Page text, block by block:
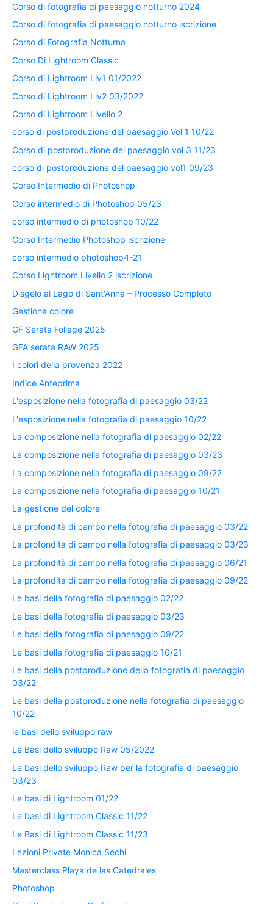
Corso di fotografia di paesaggio notturno 2024
Corso di fotografia di paesaggio notturno iscrizione
Corso di Fotografia Notturna
Corso Di Lightroom Classic
Corso di Lightroom Liv1 01/2022
Corso di Lightroom Liv2 03/2022
Corso di Lightroom Livello 2
corso di postproduzione del paesaggio Vol 1 10/22
Corso di postproduzione del paesaggio vol 3 11/23
corso di postproduzione del paesaggio vol1 09/23
Corso Intermedio di Photoshop
Corso intermedio di Photoshop 05/23
corso intermedio di photoshop 10/22
Corso Intermedio Photoshop iscrizione
corso intermedio photoshop4-21
Corso Lightroom Livello 2 iscrizione
Disgelo al Lago di Sant'Anna – Processo Completo
Gestione colore
GF Serata Foliage 2025
GFA serata RAW 2025
I colori della provenza 2022
Indice Anteprima
L'esposizione nella fotografia di paesaggio 03/22
L'esposizione nella fotografia di paesaggio 10/22
La composizione nella fotografia di paesaggio 02/22
La composizione nella fotografia di paesaggio 03/23
La composizione nella fotografia di paesaggio 09/22
La composizione nella fotografia di paesaggio 10/21
La gestione del colore
La profondità di campo nella fotografia di paesaggio 03/22
La profondità di campo nella fotografia di paesaggio 03/23
La profondità di campo nella fotografia di paesaggio 06/21
La profondità di campo nella fotografia di paesaggio 09/22
Le basi della fotografia di paesaggio 02/22
Le basi della fotografia di paesaggio 03/23
Le basi della fotografia di paesaggio 09/22
Le basi della fotografia di paesaggio 10/21
Le basi della postproduzione della fotografia di paesaggio
03/22
Le basi della postproduzione nella fotografia di paesaggio
10/22
le basi dello sviluppo raw
Le Basi dello sviluppo Raw 05/2022
Le basi dello sviluppo Raw per la fotografia di paesaggio
03/23
Le basi di Lightroom 01/22
Le basi di Lightroom Classic 11/22
Le Basi di Lightroom Classic 11/23
Lezioni Private Monica Sechi
Masterclass Playa de las Catedrales
Photoshop